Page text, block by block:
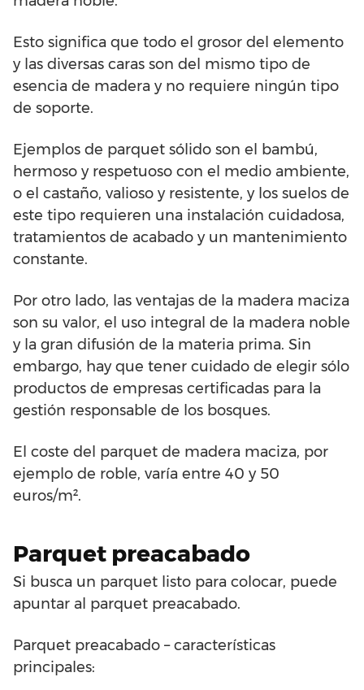
Esto significa que todo el grosor del elemento
y las diversas caras son del mismo tipo de
esencia de madera y no requiere ningún tipo
de soporte.
Ejemplos de parquet sólido son el bambú,
hermoso y respetuoso con el medio ambiente,
o el castaño, valioso y resistente, y los suelos de
este tipo requieren una instalación cuidadosa,
tratamientos de acabado y un mantenimiento
constante.
Por otro lado, las ventajas de la madera maciza
son su valor, el uso integral de la madera noble
y la gran difusión de la materia prima. Sin
embargo, hay que tener cuidado de elegir sólo
productos de empresas certificadas para la
gestión responsable de los bosques.
El coste del parquet de madera maciza, por
ejemplo de roble, varía entre 40 y 50
euros/m².
Parquet preacabado
Si busca un parquet listo para colocar, puede
apuntar al parquet preacabado.
Parquet preacabado – características
principales: